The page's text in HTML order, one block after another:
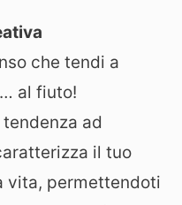
che tendi a
al fiuto!
ad
il tuo
vita, permettendoti